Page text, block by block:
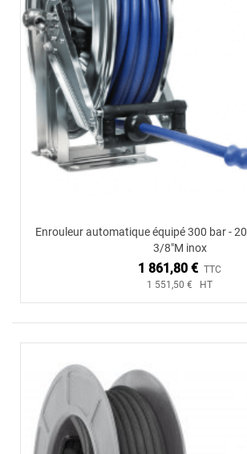
Enrouleur automatique équipé 300 bar -
3/8"M inox
1 861,80 € TTC
1 551,50 € HT